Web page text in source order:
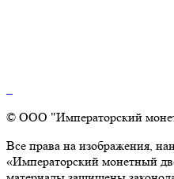
© ООО "Императорский
Все права на изображения,
«Императорский монетный